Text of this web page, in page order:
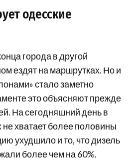
одесские
города в другой
ездят на маршрутках. Но и
стало заметно
это объясняют прежде
На сегодняшний день в
хватает более половины
ухудшило и то, что дизель
более чем на 60%.